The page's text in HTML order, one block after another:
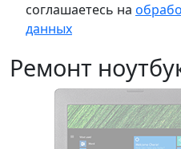
соглашаетесь на
данных
Ремонт